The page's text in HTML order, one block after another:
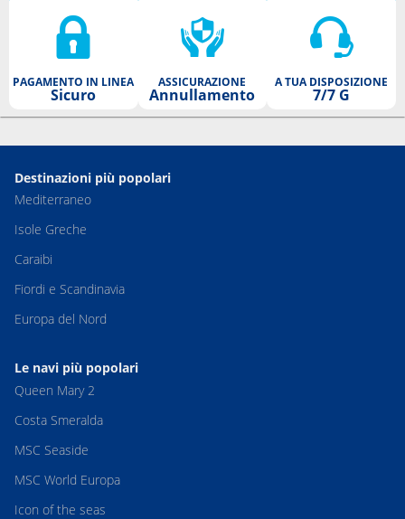
PAGAMENTO IN LINEA
Sicuro
ASSICURAZIONE
Annullamento
A TUA DISPOSIZIONE
7/7 G
Destinazioni più popolari
Mediterraneo
Isole Greche
Caraibi
Fiordi e Scandinavia
Europa del Nord
Le navi più popolari
Queen Mary 2
Costa Smeralda
MSC Seaside
MSC World Europa
Icon of the seas